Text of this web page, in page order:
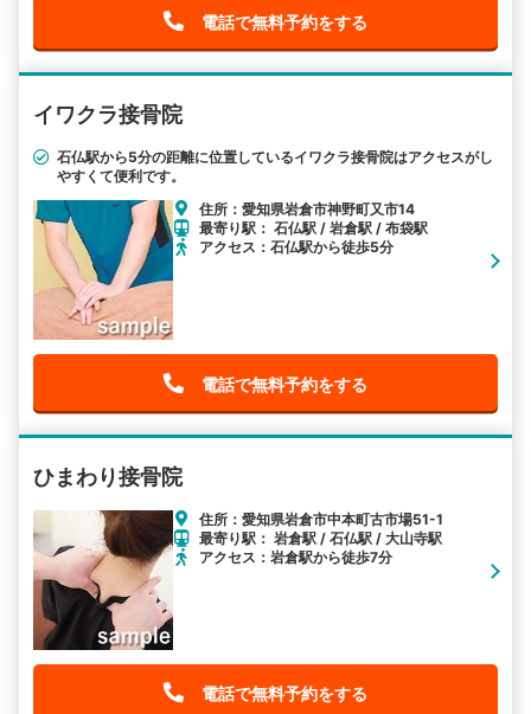
電話で無料予約をする
イワクラ接骨院
石仏駅から5分の距離に位置しているイワクラ接骨院はアクセスがし
やすくて便利です。
住所：愛知県岩倉市神野町又市14
最寄り駅： 石仏駅 / 岩倉駅 / 布袋駅
アクセス：石仏駅から徒歩5分
電話で無料予約をする
ひまわり接骨院
住所：愛知県岩倉市中本町古市場51-1
最寄り駅： 岩倉駅 / 石仏駅 / 大山寺駅
アクセス：岩倉駅から徒歩7分
電話で無料予約をする